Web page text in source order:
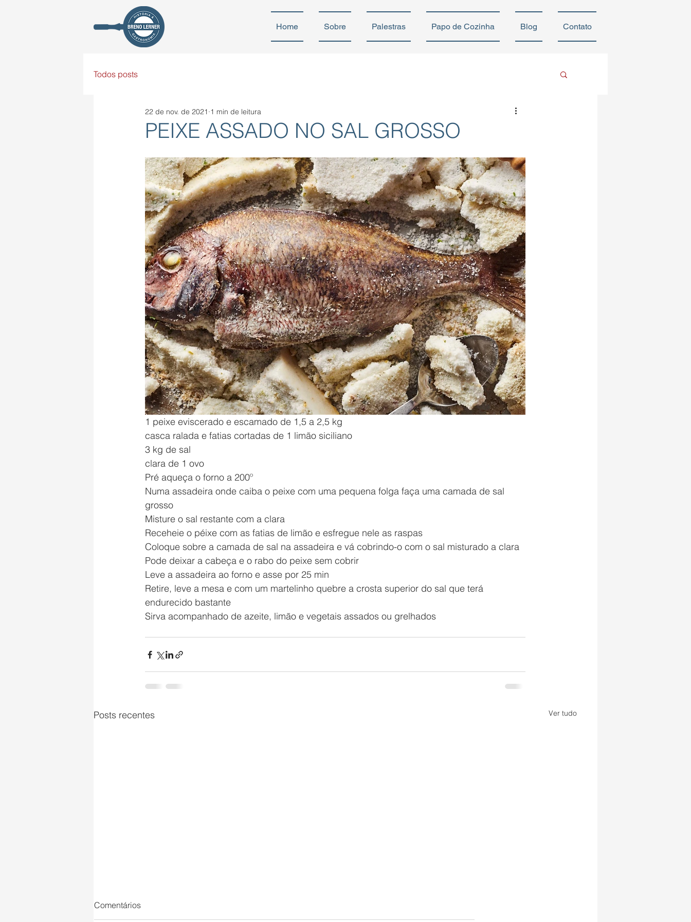
Home Sobre Palestras Papo de Cozinha Blog Contato
Todos posts
PEIXE ASSADO NO SAL GROSSO
22 de nov. de 2021 1 min de leitura
1 peixe eviscerado e escamado de 1,5 a 2,5 kg
casca ralada e fatias cortadas de 1 limão siciliano
3 kg de sal
clara de 1 ovo
Pré aqueça o forno a 200º
Numa assadeira onde caiba o peixe com uma pequena folga faça uma camada de sal
grosso
Misture o sal restante com a clara
Receheie o péixe com as fatias de limão e esfregue nele as raspas
Coloque sobre a camada de sal na assadeira e vá cobrindo-o com o sal misturado a clara
Pode deixar a cabeça e o rabo do peixe sem cobrir
Leve a assadeira ao forno e asse por 25 min
Retire, leve a mesa e com um martelinho quebre a crosta superior do sal que terá
endurecido bastante
Sirva acompanhado de azeite, limão e vegetais assados ou grelhados
Posts recentes Ver tudo
Comentários